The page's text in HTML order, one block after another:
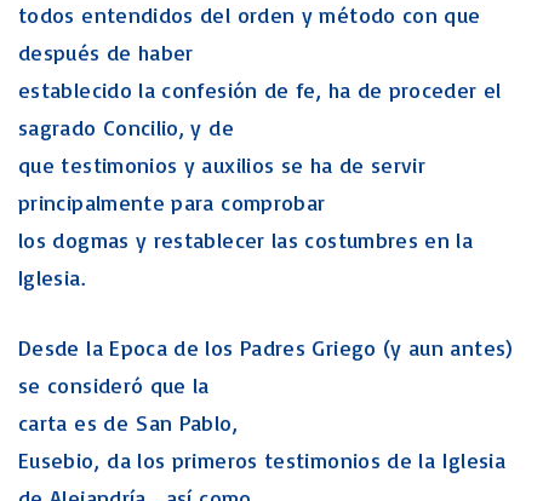
todos entendidos del orden y método con que
después de haber
establecido la confesión de fe, ha de proceder el
sagrado Concilio, y de
que testimonios y auxilios se ha de servir
principalmente para comprobar
los dogmas y restablecer las costumbres en la
Iglesia.
Desde la Epoca de los Padres Griego (y aun antes)
se consideró que la
carta es de San Pablo,
Eusebio, da los primeros testimonios de la Iglesia